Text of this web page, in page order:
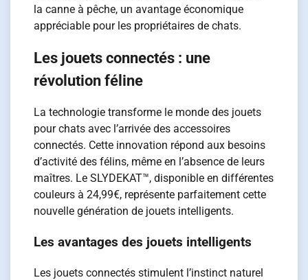
la canne à pêche, un avantage économique
appréciable pour les propriétaires de chats.
Les jouets connectés : une
révolution féline
La technologie transforme le monde des jouets
pour chats avec l’arrivée des accessoires
connectés. Cette innovation répond aux besoins
d’activité des félins, même en l’absence de leurs
maîtres. Le SLYDEKAT™, disponible en différentes
couleurs à 24,99€, représente parfaitement cette
nouvelle génération de jouets intelligents.
Les avantages des jouets intelligents
Les jouets connectés stimulent l’instinct naturel